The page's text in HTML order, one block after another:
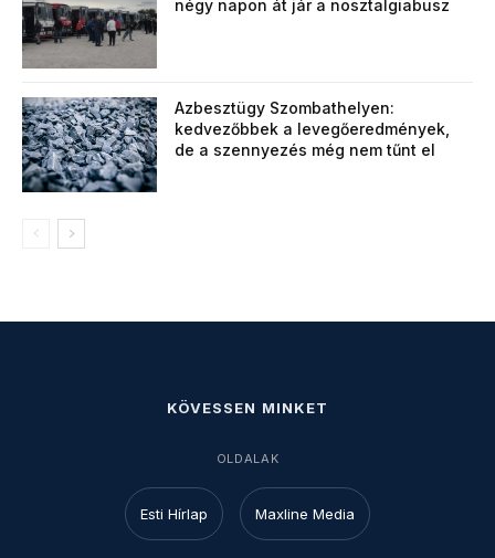
négy napon át jár a nosztalgiabusz
Azbesztügy Szombathelyen:
kedvezőbbek a levegőeredmények,
de a szennyezés még nem tűnt el
KÖVESSEN MINKET
OLDALAK
Esti Hírlap Maxline Media